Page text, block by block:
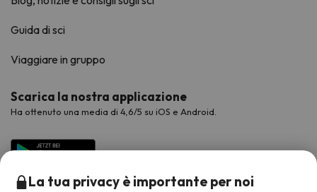
Guida di sci
Viaggiare in gruppo
Scarica la nostra applicazione
Ha ottenuto una media di 4,6/5 su iOS e Android.
La tua privacy è importante per noi